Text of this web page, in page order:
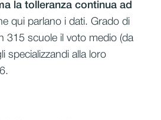
la tolleranza continua ad
qui parlano i dati. Grado di
315 scuole il voto medio (da
specializzandi alla loro